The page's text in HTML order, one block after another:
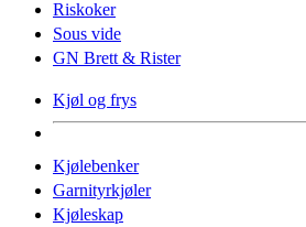
Riskoker
Sous vide
GN Brett & Rister
Kjøl og frys
Kjølebenker
Garnityrkjøler
Kjøleskap